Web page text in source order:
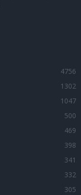
4756
1302
1047
500
469
398
341
332
305